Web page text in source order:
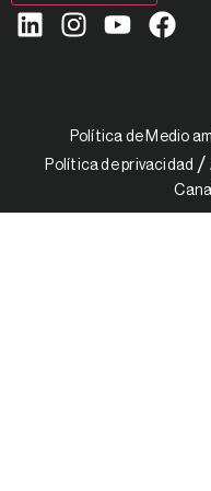
Política de Medio
Política de privacidad